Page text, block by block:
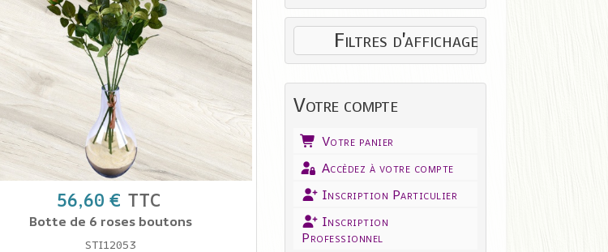
56,60 € TTC
Botte de 6 roses boutons
STI12053
Filtres d'affichage
Votre compte
Votre panier
Accèdez à votre compte
Inscription Particulier
Inscription
Professionnel